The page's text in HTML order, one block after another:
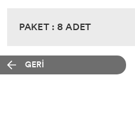
PAKET : 8 ADET
GERİ